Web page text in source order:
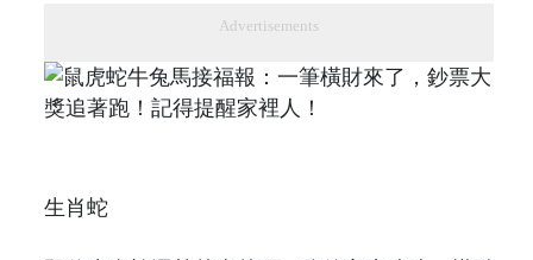
Advertisements
生肖蛇